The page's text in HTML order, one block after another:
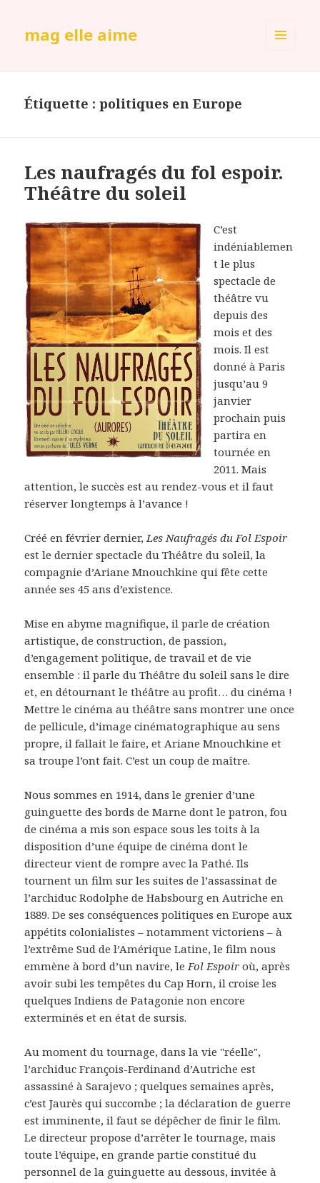
mag elle aime
Étiquette :politiques en Europe
Les naufragés du fol espoir.
Théâtre du soleil
C’est
indéniablemen
t le plus
spectacle de
théâtre vu
depuis des
mois et des
mois. Il est
donné à Paris
jusqu’au 9
janvier
prochain puis
partira en
tournée en
2011. Mais
attention, le succès est au rendez-vous et il faut
réserver longtemps à l’avance !
Créé en février dernier,Les Naufragés du Fol Espoir
est le dernier spectacle du Théâtre du soleil, la
compagnie d’Ariane Mnouchkine qui fête cette
année ses 45 ans d’existence.
Mise en abyme magnifique, il parle de création
artistique, de construction, de passion,
d’engagement politique, de travail et de vie
ensemble : il parle du Théâtre du soleil sans le dire
et, en détournant le théâtre au profit… du cinéma !
Mettre le cinéma au théâtre sans montrer une once
de pellicule, d’image cinématographique au sens
propre, il fallait le faire, et Ariane Mnouchkine et
sa troupe l’ont fait. C’est un coup de maître.
Nous sommes en 1914, dans le grenier d’une
guinguette des bords de Marne dont le patron, fou
de cinéma a mis son espace sous les toits à la
disposition d’une équipe de cinéma dont le
directeur vient de rompre avec la Pathé. Ils
tournent un film sur les suites de l’assassinat de
l’archiduc Rodolphe de Habsbourg en Autriche en
1889. De ses conséquences politiques en Europe aux
appétits colonialistes – notamment victoriens – à
l’extrême Sud de l’Amérique Latine, le film nous
emmène à bord d’un navire, leFol Espoir où, après
avoir subi les tempêtes du Cap Horn, il croise les
quelques Indiens de Patagonie non encore
exterminés et en état de sursis.
Au moment du tournage, dans la vie "réelle",
l’archiduc François-Ferdinand d’Autriche est
assassiné à Sarajevo ; quelques semaines après,
c’est Jaurès qui succombe ; la déclaration de guerre
est imminente, il faut se dépêcher de finir le film.
Le directeur propose d’arrêter le tournage, mais
toute l’équipe, en grande partie constitué du
personnel de la guinguette au dessous, invitée à